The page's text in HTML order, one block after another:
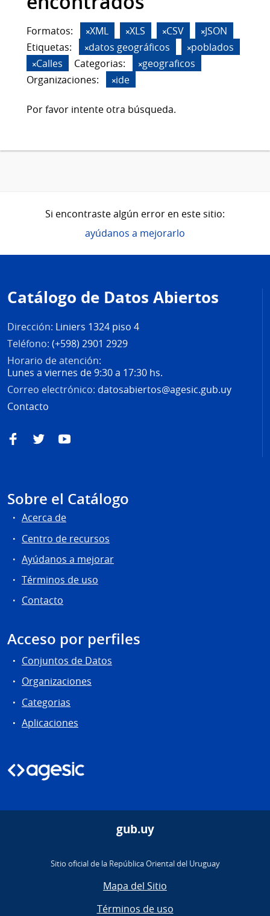
Formatos: XML XLS CSV
JSON
Etiquetas:
datos geográficos
poblados
Calles
Categorias:
geograficos
Organizaciones:
ide
Por favor intente otra búsqueda.
Si encontraste algún error en este sitio:
ayúdanos a mejorarlo
de
página
Catálogo de Datos Abiertos
Dirección: Liniers 1324 piso 4
Teléfono: (+598) 2901 2929
Horario de atención:
Lunes a viernes de 9:30 a 17:30 hs.
Correo electrónico: datosabiertos@agesic.gub.uy
Contacto
FacebookTwitterYouTube
Sobre el Catálogo
Acerca de
Centro de recursos
Ayúdanos a mejorar
Términos de uso
Contacto
Acceso por perfiles
Conjuntos de Datos
Organizaciones
Categorias
Aplicaciones
gub.uy
Sitio oficial de la República Oriental del Uruguay
Mapa del Sitio
Términos de uso